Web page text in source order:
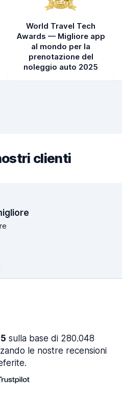
World Travel Tech
Awards — Migliore app
al mondo per la
prenotazione del
noleggio auto 2025
clienti
sulla base di 280.048
le nostre recensioni